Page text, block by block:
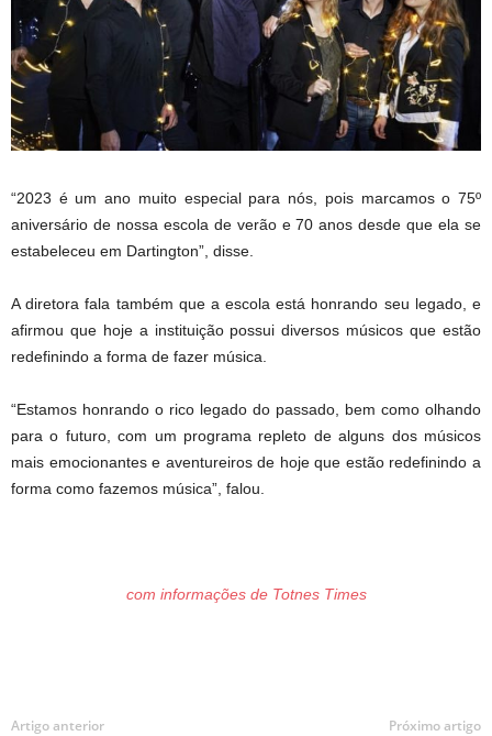
“2023 é um ano muito especial para nós, pois marcamos o 75º
aniversário de nossa escola de verão e 70 anos desde que ela se
estabeleceu em Dartington”, disse.
A diretora fala também que a escola está honrando seu legado, e
afirmou que hoje a instituição possui diversos músicos que estão
redefinindo a forma de fazer música.
“Estamos honrando o rico legado do passado, bem como olhando
para o futuro, com um programa repleto de alguns dos músicos
mais emocionantes e aventureiros de hoje que estão redefinindo a
forma como fazemos música”, falou.
com informações de Totnes Times
Artigo anterior Próximo artigo